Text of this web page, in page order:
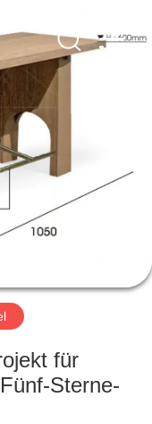
für
Sterne-